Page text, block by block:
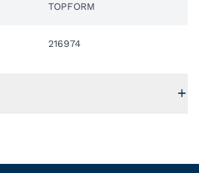
TOPFORM
216974